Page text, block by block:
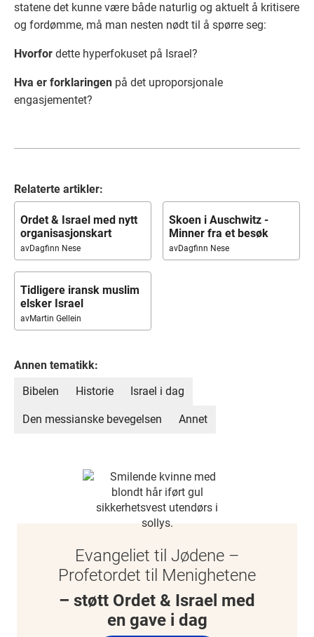
statene det kunne være både naturlig og aktuelt å kritisere
og fordømme, må man nesten nødt til å spørre seg:
Hvorfor dette hyperfokuset på Israel?
Hva er forklaringen på det uproporsjonale
engasjementet?
Relaterte artikler:
Ordet & Israel med nytt
organisasjonskart
avDagfinn Nese
Skoen i Auschwitz -
Minner fra et besøk
avDagfinn Nese
Tidligere iransk muslim
elsker Israel
avMartin Gellein
Annen tematikk:
Bibelen
Historie Israel i dag
Den messianske bevegelsen Annet
Evangeliet til Jødene –
Profetordet til Menighetene
– støtt Ordet & Israel med
en gave i dag